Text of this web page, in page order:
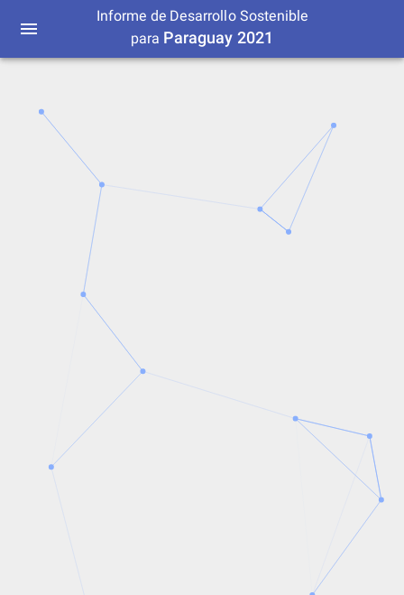
Informe de Desarrollo Sostenible
para Paraguay 2021